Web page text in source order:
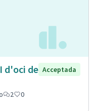
d'oci de Acceptada
2 0